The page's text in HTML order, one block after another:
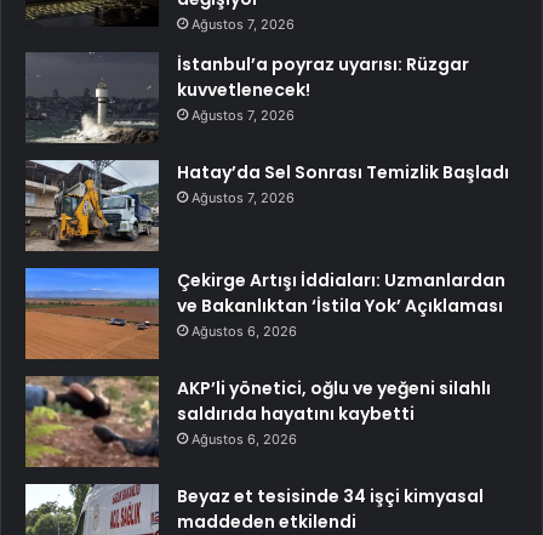
Ağustos 7, 2026
İstanbul’a poyraz uyarısı: Rüzgar
kuvvetlenecek!
Ağustos 7, 2026
Hatay’da Sel Sonrası Temizlik Başladı
Ağustos 7, 2026
Çekirge Artışı İddiaları: Uzmanlardan
ve Bakanlıktan ‘İstila Yok’ Açıklaması
Ağustos 6, 2026
AKP’li yönetici, oğlu ve yeğeni silahlı
saldırıda hayatını kaybetti
Ağustos 6, 2026
Beyaz et tesisinde 34 işçi kimyasal
maddeden etkilendi